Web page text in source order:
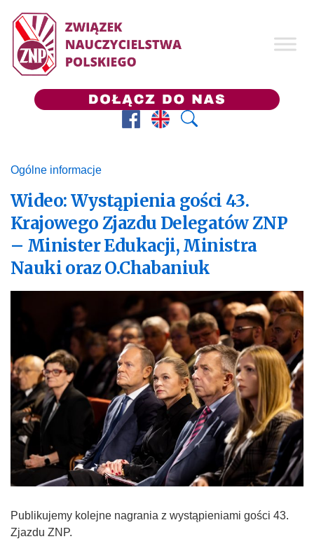
FacebookPrezes ZNP
Wyszukaj
Ogólne informacje
Wideo: Wystąpienia gości 43.
Krajowego Zjazdu Delegatów ZNP
– Minister Edukacji, Ministra
Nauki oraz O.Chabaniuk
Publikujemy kolejne nagrania z wystąpieniami gości 43.
Zjazdu ZNP.